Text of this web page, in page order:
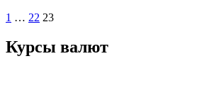
Пагинация
записей
1 … 22 23
Курсы валют